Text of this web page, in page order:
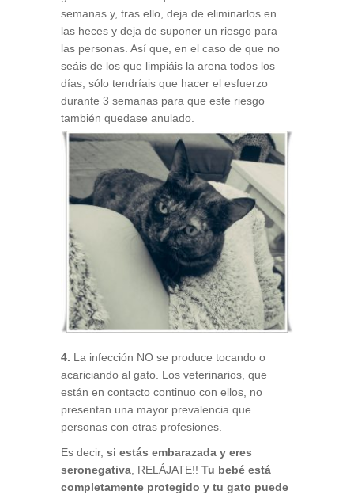
semanas y, tras ello, deja de eliminarlos en
las heces y deja de suponer un riesgo para
las personas. Así que, en el caso de que no
seáis de los que limpiáis la arena todos los
días, sólo tendríais que hacer el esfuerzo
durante 3 semanas para que este riesgo
también quedase anulado.
4. La infección NO se produce tocando o
acariciando al gato. Los veterinarios, que
están en contacto continuo con ellos, no
presentan una mayor prevalencia que
personas con otras profesiones.
Es decir, si estás embarazada y eres
seronegativa, RELÁJATE!! Tu bebé está
completamente protegido y tu gato puede